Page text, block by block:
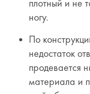
плотный и не
ногу.
По
недостаток
продевается
материала и